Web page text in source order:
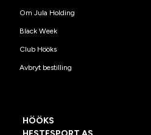
Om Jula Holding
Black Week
Club Hööks
Avbryt bestilling
HÖÖKS